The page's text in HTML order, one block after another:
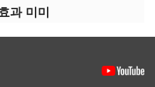
과 미미